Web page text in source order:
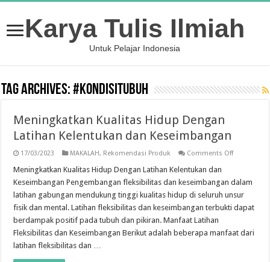
Karya Tulis Ilmiah
Untuk Pelajar Indonesia
Tag Archives:#kondisiTubuh
Meningkatkan Kualitas Hidup Dengan
Latihan Kelentukan dan Keseimbangan
17/03/2023 MAKALAH, Rekomendasi Produk Comments Offon
Dengan
Latihan
Kelentukan
dan
Meningkatkan Kualitas Hidup Dengan Latihan Kelentukan dan
Keseimbangan Pengembangan fleksibilitas dan keseimbangan dalam
latihan gabungan mendukung tinggi kualitas hidup di seluruh unsur
fisik dan mental. Latihan fleksibilitas dan keseimbangan terbukti dapat
berdampak positif pada tubuh dan pikiran. Manfaat Latihan
Fleksibilitas dan Keseimbangan Berikut adalah beberapa manfaat dari
latihan fleksibilitas dan …